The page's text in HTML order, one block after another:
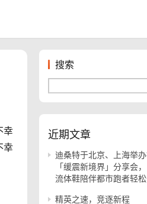
幸
幸
搜索
近期文章
迪桑特于北京、上海举
「缓震新境界」分享会
流体鞋陪伴都市跑者轻
精英之速，竞逐新程